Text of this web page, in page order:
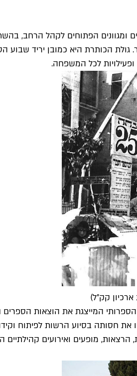
הפתוחים לקהל הרחב,
ופעילויות לכל המשפחה.
המייצגת את הוצאות
הקראות, הרצאות, מופעים ואירועים